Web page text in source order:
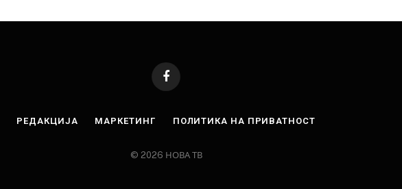
Facebook
РЕДАКЦИЈА МАРКЕТИНГ ПОЛИТИКА НА ПРИВАТНОСТ
© 2026 НОВА ТВ